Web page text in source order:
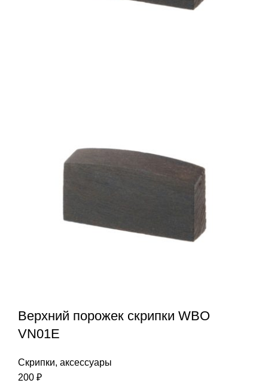
Верхний порожек скрипки WBO
VN01E
Скрипки, аксессуары
200 ₽